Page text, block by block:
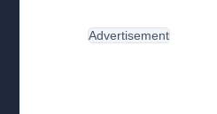
Advertisement